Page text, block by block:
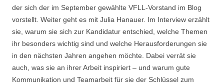
der sich der im September gewählte VFLL-Vorstand im Blog
vorstellt. Weiter geht es mit Julia Hanauer. Im Interview erzählt
sie, warum sie sich zur Kandidatur entschied, welche Themen
ihr besonders wichtig sind und welche Herausforderungen sie
in den nächsten Jahren angehen möchte. Dabei verrät sie
auch, was sie an ihrer Arbeit inspiriert – und warum gute
Kommunikation und Teamarbeit für sie der Schlüssel zum